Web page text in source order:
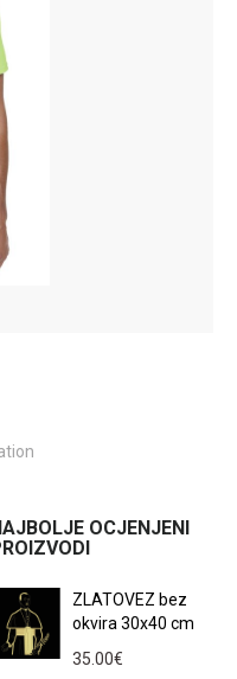
OCJENJENI
ZLATOVEZ bez
okvira 30x40 cm
35.00€